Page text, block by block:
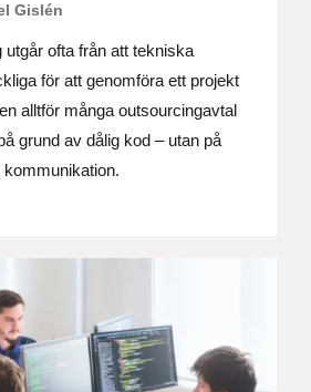
Gislén
utgår ofta från att tekniska
för att genomföra ett projekt
alltför många outsourcingavtal
grund av dålig kod – utan på